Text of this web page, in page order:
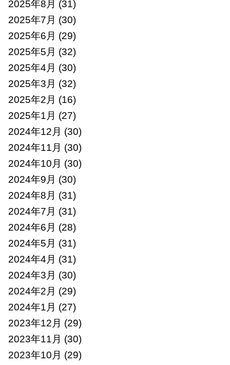
2025年8月 (31)
2025年7月 (30)
2025年6月 (29)
2025年5月 (32)
2025年4月 (30)
2025年3月 (32)
2025年2月 (16)
2025年1月 (27)
2024年12月 (30)
2024年11月 (30)
2024年10月 (30)
2024年9月 (30)
2024年8月 (31)
2024年7月 (31)
2024年6月 (28)
2024年5月 (31)
2024年4月 (31)
2024年3月 (30)
2024年2月 (29)
2024年1月 (27)
2023年12月 (29)
2023年11月 (30)
2023年10月 (29)